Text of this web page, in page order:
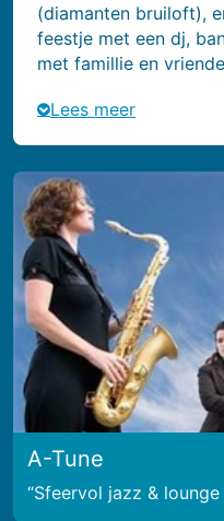
(diamanten bruiloft),
feestje met een dj,
met famillie en
Lees meer
A-Tune
Sfeervol jazz &